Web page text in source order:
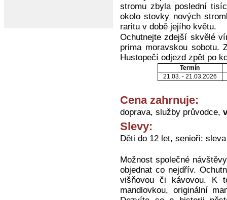
stromu zbyla poslední
okolo stovky nových
raritu v době jejího květu.
Ochutnejte zdejší skvělé
prima moravskou
Hustopečí odjezd zpět po
Termín
21.03. - 21.03.2026
Cena zahrnuje:
doprava, služby průvodce,
Slevy:
Děti do 12 let, senioři:
Možnost společné
objednat co nejdřív.
višňovou či kávovou. K
mandlovkou, originální